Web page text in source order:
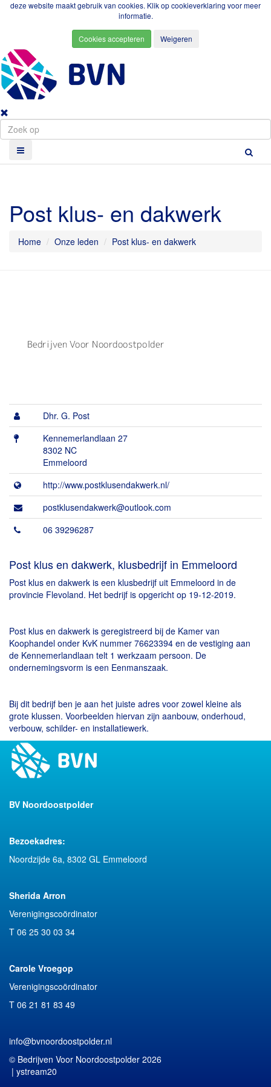
deze website maakt gebruik van cookies. Klik opcookieverklaring voor meer
informatie.
Post klus- en dakwerk
Home Onze leden Post klus- en dakwerk
Dhr. G. Post
Kennemerlandlaan 27
8302 NC
Emmeloord
http://www.postklusendakwerk.nl/
postklusendakwerk@outlook.com
06 39296287
Post klus en dakwerk, klusbedrijf in Emmeloord
Post klus en dakwerk is een klusbedrijf uit Emmeloord in de
provincie Flevoland. Het bedrijf is opgericht op 19-12-2019.
Post klus en dakwerk is geregistreerd bij de Kamer van
Koophandel onder KvK nummer 76623394 en de vestiging aan
de Kennemerlandlaan telt 1 werkzaam persoon. De
ondernemingsvorm is een Eenmanszaak.
Bij dit bedrijf ben je aan het juiste adres voor zowel kleine als
grote klussen. Voorbeelden hiervan zijn aanbouw, onderhoud,
verbouw, schilder- en installatiewerk.
BV Noordoostpolder
Bezoekadres:
Noordzijde 6a, 8302 GL Emmeloord
Sherida Arron
Verenigingscoördinator
T 06 25 30 03 34
Carole Vroegop
Verenigingscoördinator
T 06 21 81 83 49‬
info@bvnoordoostpolder.nl
© Bedrijven Voor Noordoostpolder 2026
| ystream20